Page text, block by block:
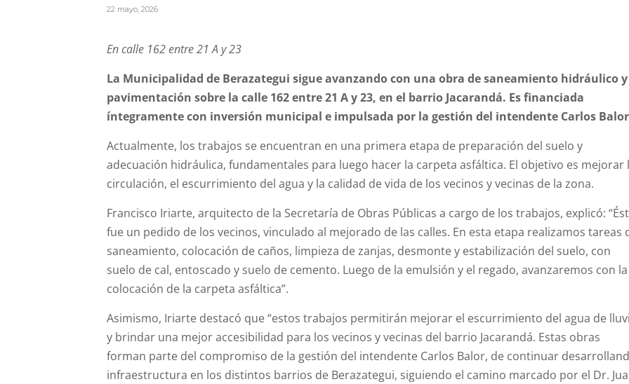
22 mayo, 2026
En calle 162 entre 21 A y 23
La Municipalidad de Berazategui sigue avanzando con una obra de saneamiento hidráulico y
pavimentación sobre la calle 162 entre 21 A y 23, en el barrio Jacarandá. Es financiada
íntegramente con inversión municipal e impulsada por la gestión del intendente Carlos
Actualmente, los trabajos se encuentran en una primera etapa de preparación del suelo y
adecuación hidráulica, fundamentales para luego hacer la carpeta asfáltica. El objetivo es mejorar
circulación, el escurrimiento del agua y la calidad de vida de los vecinos y vecinas de la zona.
Francisco Iriarte, arquitecto de la Secretaría de Obras Públicas a cargo de los trabajos, explicó:
fue un pedido de los vecinos, vinculado al mejorado de las calles. En esta etapa realizamos tareas
saneamiento, colocación de caños, limpieza de zanjas, desmonte y estabilización del suelo, con
suelo de cal, entoscado y suelo de cemento. Luego de la emulsión y el regado, avanzaremos con la
colocación de la carpeta asfáltica”.
Asimismo, Iriarte destacó que “estos trabajos permitirán mejorar el escurrimiento del agua de
y brindar una mejor accesibilidad para los vecinos y vecinas del barrio Jacarandá. Estas obras
forman parte del compromiso de la gestión del intendente Carlos Balor, de continuar
infraestructura en los distintos barrios de Berazategui, siguiendo el camino marcado por el Dr.